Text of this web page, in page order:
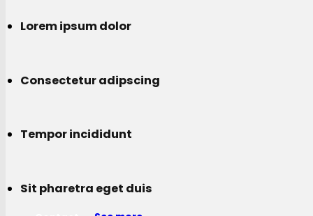
Lorem ipsum dolor
Consectetur adipscing
Tempor incididunt
Sit pharetra eget duis